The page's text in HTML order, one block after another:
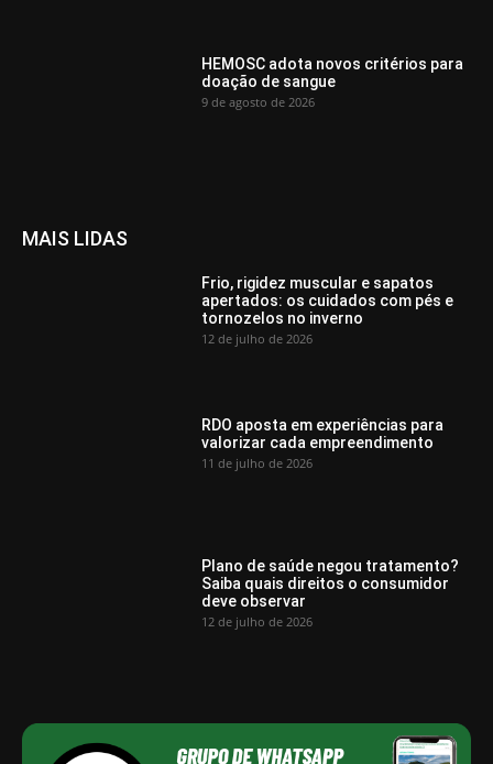
HEMOSC adota novos critérios para
doação de sangue
9 de agosto de 2026
MAIS LIDAS
Frio, rigidez muscular e sapatos
apertados: os cuidados com pés e
tornozelos no inverno
12 de julho de 2026
RDO aposta em experiências para
valorizar cada empreendimento
11 de julho de 2026
Plano de saúde negou tratamento?
Saiba quais direitos o consumidor
deve observar
12 de julho de 2026